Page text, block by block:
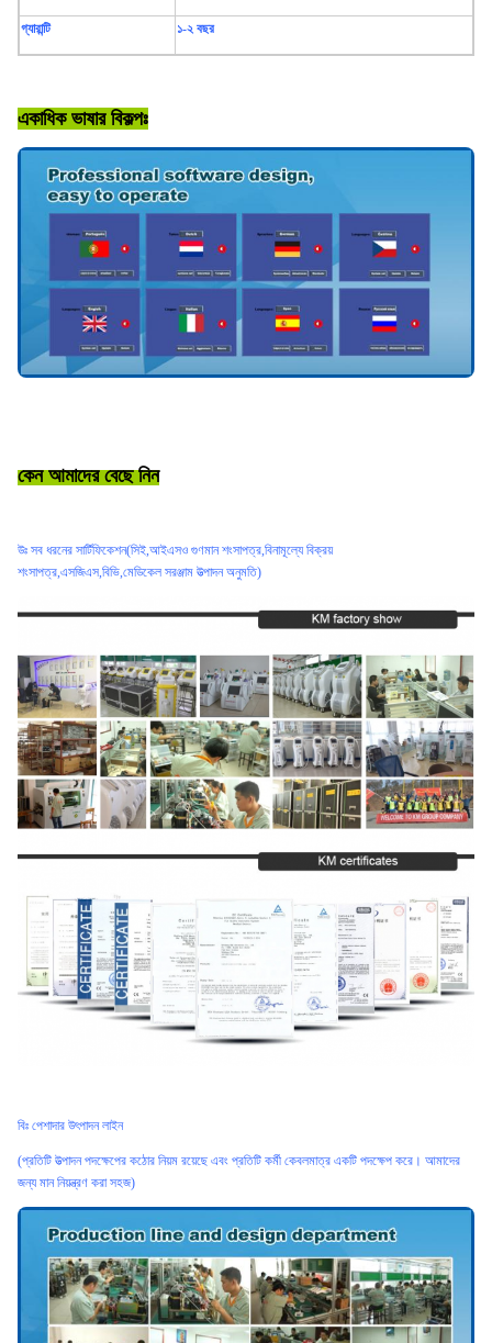
গ্যারান্টি ১-২ বছর
একাধিক ভাষার বিকল্পঃ
কেন আমাদের বেছে নিন
উঃ সব ধরনের সার্টিফিকেশন(সিই,আইএসও গুণমান শংসাপত্র,বিনামূল্যে বিক্রয়
শংসাপত্র,এসজিএস,বিভি,মেডিকেল সরঞ্জাম উত্পাদন অনুমতি)
বিঃ পেশাদার উৎপাদন লাইন
(প্রতিটি উত্পাদন পদক্ষেপের কঠোর নিয়ম রয়েছে এবং প্রতিটি কর্মী কেবলমাত্র একটি পদক্ষেপ করে। আমাদের
জন্য মান নিয়ন্ত্রণ করা সহজ)